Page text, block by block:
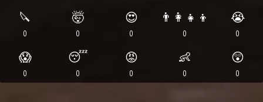
🔪
0
🤯
0
😍
0
👨‍👩‍👧‍👦
0
😭
0
😱
0
😴
0
😡
0
👶
0
😲
0